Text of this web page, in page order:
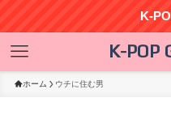
K-
K-POP
ホーム ウチに住む男